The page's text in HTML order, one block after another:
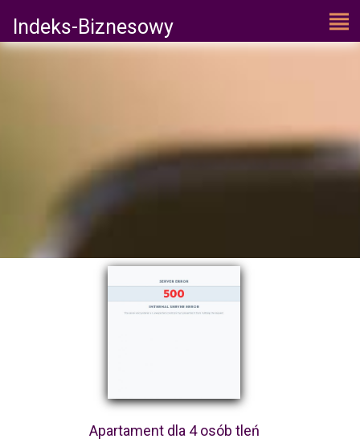
Indeks-Biznesowy
Apartament dla 4 osób tleń